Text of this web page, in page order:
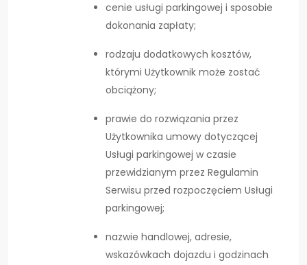
cenie usługi parkingowej i sposobie
dokonania zapłaty;
rodzaju dodatkowych kosztów,
którymi Użytkownik może zostać
obciążony;
prawie do rozwiązania przez
Użytkownika umowy dotyczącej
Usługi parkingowej w czasie
przewidzianym przez Regulamin
Serwisu przed rozpoczęciem Usługi
parkingowej;
nazwie handlowej, adresie,
wskazówkach dojazdu i godzinach